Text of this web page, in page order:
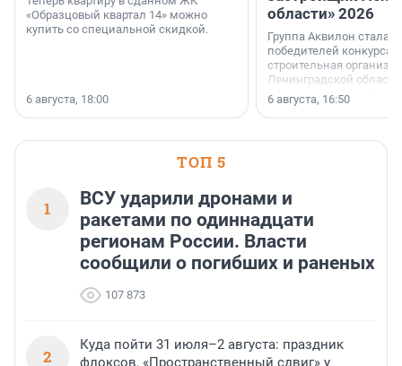
«Образцовый квартал 14» можно
купить со специальной скидкой.
6 августа, 18:00
области» 2026
Группа Аквилон стала
победителей конкурса
строительная
Ленинградской области
номинации «Самый
застройщик
области».
6 августа, 16:50
ТОП 5
1
ВСУ ударили дронами и
ракетами по одиннадцати
регионам России. Власти
сообщили о погибших и раненых
107 873
2
Куда пойти 31 июля–2 августа: праздник
флоксов, «Пространственный сдвиг» у